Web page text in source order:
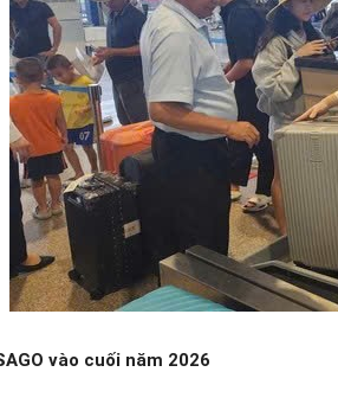
vào cuối năm 2026